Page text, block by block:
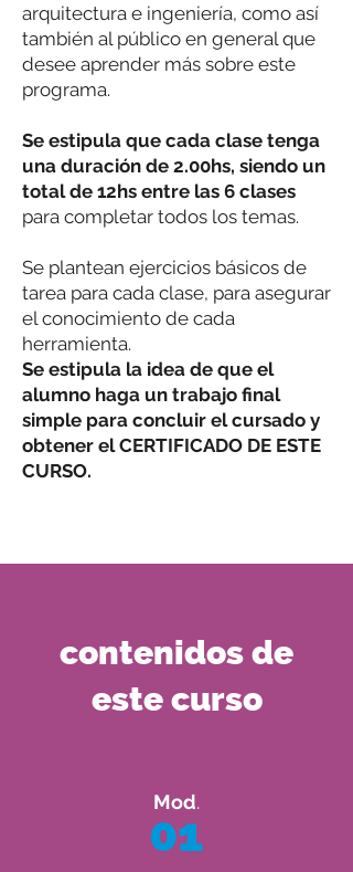
arquitectura e ingeniería, como así
también al público en general que
desee aprender más sobre este
programa.
Se estipula que cada clase tenga
una duración de 2.00hs, siendo un
total de 12hs entre las 6 clases
para completar todos los temas.
Se plantean ejercicios básicos de
tarea para cada clase, para asegurar
el conocimiento de cada
herramienta.
Se estipula la idea de que el
alumno haga un trabajo final
simple para concluir el cursado y
obtener el CERTIFICADO DE ESTE
CURSO.
contenidos de
este curso
01
Mod.